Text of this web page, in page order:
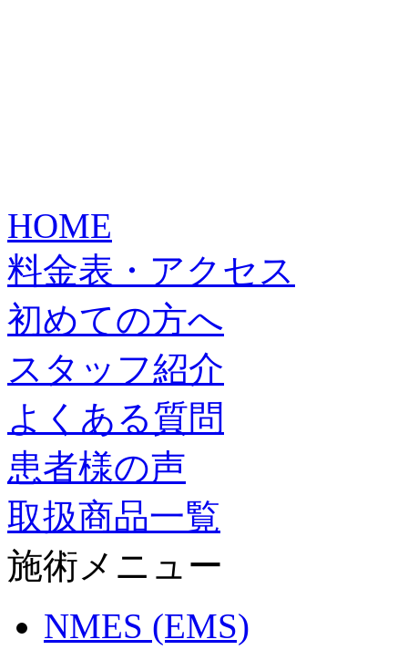
HOME
料金表・アクセス
初めての方へ
スタッフ紹介
よくある質問
患者様の声
取扱商品一覧
施術メニュー
NMES (EMS)